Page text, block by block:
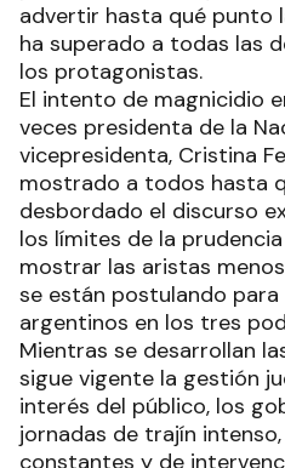
advertir hasta qué punto
ha superado a todas las
los protagonistas.
El intento de magnicidio
veces presidenta de la
vicepresidenta, Cristina
mostrado a todos hasta
desbordado el discurso
los límites de la
mostrar las aristas
se están postulando
argentinos en los tres
Mientras se desarrollan
sigue vigente la gestión
interés del público, los
jornadas de trajín
constantes y de